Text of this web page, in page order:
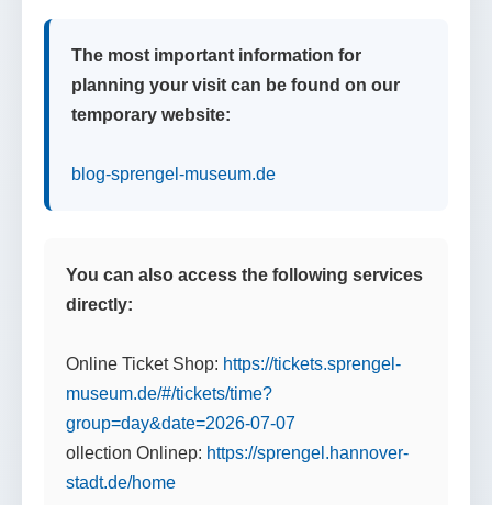
The most important information for
planning your visit can be found on our
temporary website:
blog-sprengel-museum.de
You can also access the following services
directly:
Online Ticket Shop: https://tickets.sprengel-
museum.de/#/tickets/time?
group=day&date=2026-07-07
ollection Onlinep: https://sprengel.hannover-
stadt.de/home